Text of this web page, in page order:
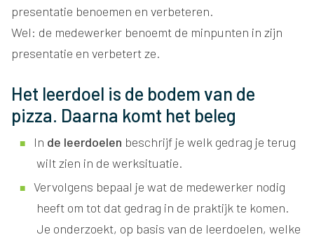
presentatie benoemen en verbeteren.
Wel: de medewerker benoemt de minpunten in zijn
presentatie en verbetert ze.
Het leerdoel is de bodem van de
pizza. Daarna komt het beleg
In de leerdoelen beschrijf je welk gedrag je terug
wilt zien in de werksituatie.
Vervolgens bepaal je wat de medewerker nodig
heeft om tot dat gedrag in de praktijk te komen.
Je onderzoekt, op basis van de leerdoelen, welke